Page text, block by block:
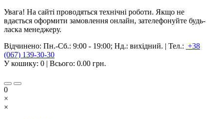
Увага! На сайті проводяться технічні роботи. Якщо не
вдається оформити замовлення онлайн, зателефонуйте будь-
ласка менеджеру.
Відчинено: Пн.-Сб.: 9:00 - 19:00; Нд.: вихідний. | Тел.: +38
(067) 139-30-30
У кошику: 0 | Всього: 0.00 грн.
0
×
×